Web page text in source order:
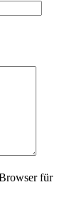
für